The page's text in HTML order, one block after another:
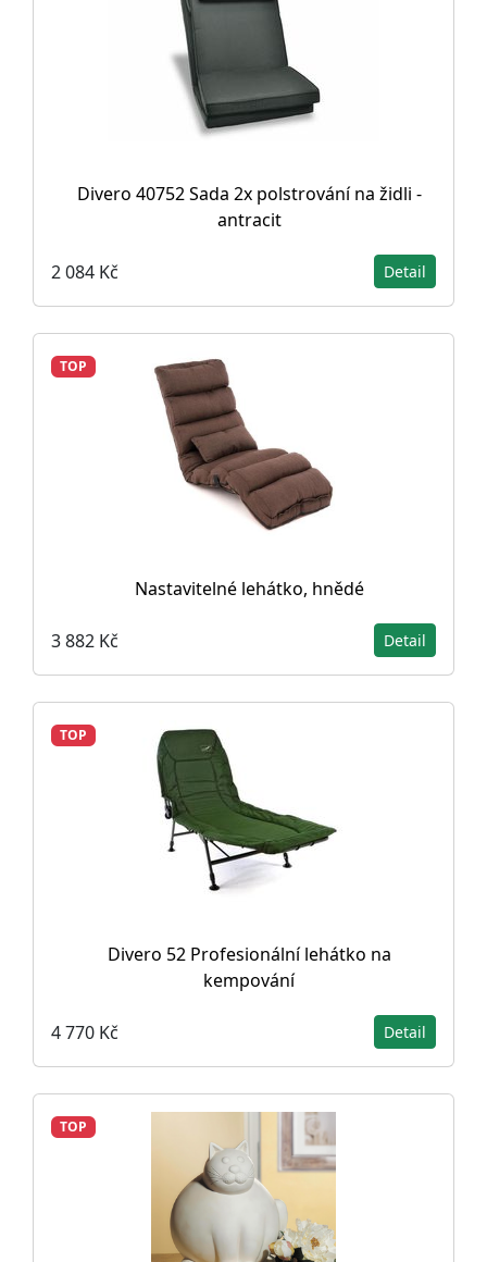
Divero 40752 Sada 2x polstrování na židli -
antracit
2 084 Kč Detail
TOP
Nastavitelné lehátko, hnědé
3 882 Kč Detail
TOP
Divero 52 Profesionální lehátko na
kempování
4 770 Kč Detail
TOP